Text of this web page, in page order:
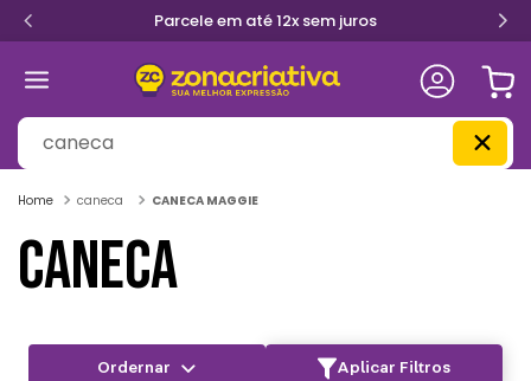
Parcele em até 12x sem juros
O que você procura?
caneca CANECA MAGGIE
CANECA
Aplicar Filtros